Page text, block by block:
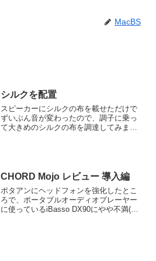
MacBS
シルクを配置
スピーカーにシルクの布を載せただけで
ずいぶん音が変わったので、調子に乗っ
て大きめのシルクの布を調達してみまし
CHORD Mojo レビュー 導入編
ポタアンにヘッドフォンを強化したとこ
ろで、ポータブルオーディオプレーヤー
に使っているiBasso DX90にやや不満(音